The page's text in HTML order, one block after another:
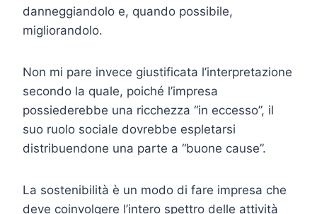
danneggiandolo e, quando possibile,
migliorandolo.
Non mi pare invece giustificata l’interpretazione
secondo la quale, poiché l’impresa
possiederebbe una ricchezza “in eccesso”, il
suo ruolo sociale dovrebbe espletarsi
distribuendone una parte a “buone cause”.
La sostenibilità è un modo di fare impresa che
deve coinvolgere l’intero spettro delle attività